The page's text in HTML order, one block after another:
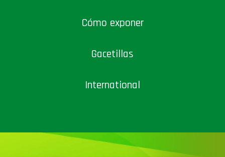
Cómo exponer
Gacetillas
International